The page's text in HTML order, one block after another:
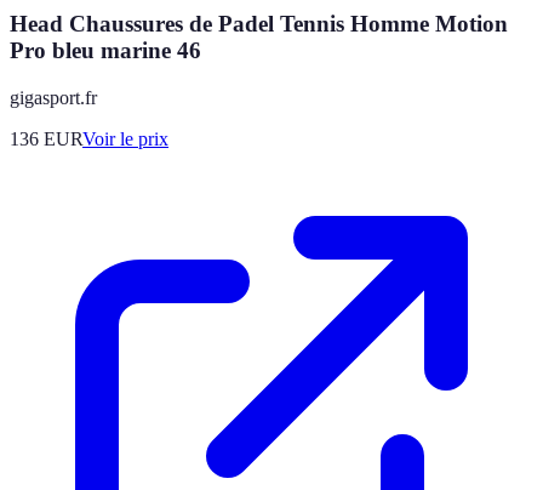
Head Chaussures de Padel Tennis Homme Motion
Pro bleu marine 46
gigasport.fr
136 EURVoir le prix